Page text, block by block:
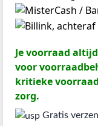
Je voorraad
voor
kritieke
zorg.
Gratis